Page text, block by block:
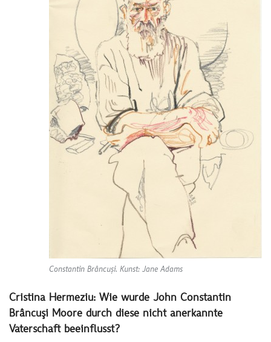
Constantin Brâncuși. Kunst: Jane Adams
Cristina Hermeziu: Wie wurde John Constantin
Brâncuşi Moore durch diese nicht anerkannte
Vaterschaft beeinflusst?